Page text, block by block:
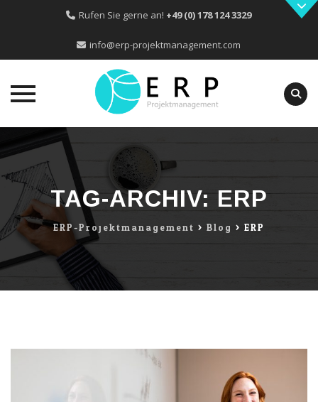
Rufen Sie gerne an! +49 (0) 178 124 3329
info@erp-projektmanagement.com
to
content
TAG-ARCHIV: ERP
ERP-Projektmanagement > Blog > ERP